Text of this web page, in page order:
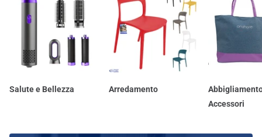
Salute e Bellezza Arredamento
Accessori